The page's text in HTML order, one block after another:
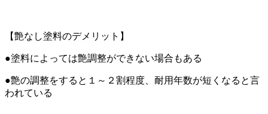
【艶なし塗料のデメリット】
●塗料によっては艶調整ができない場合もある
●艶の調整をすると１～２割程度、耐用年数が短くなると言
われている